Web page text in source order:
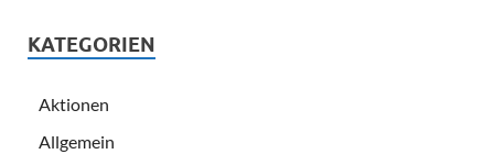
KATEGORIEN
Aktionen
Allgemein